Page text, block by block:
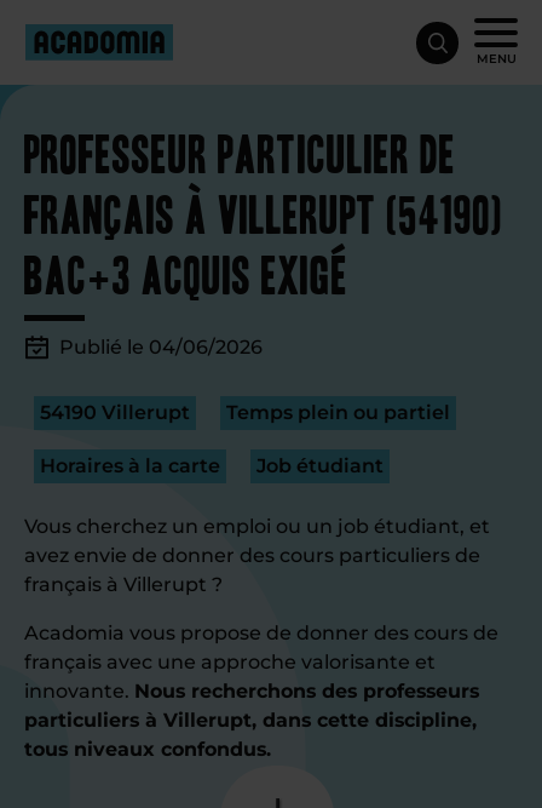
MENU
Professeur particulier de
français à Villerupt (54190)
bac+3 acquis exigé
Publié le 04/06/2026
54190 Villerupt Temps plein ou partiel
Horaires à la carte Job étudiant
Vous cherchez un emploi ou un job étudiant, et
avez envie de donner des cours particuliers de
français à Villerupt ?
Acadomia vous propose de donner des cours de
français avec une approche valorisante et
innovante. Nous recherchons des professeurs
particuliers à Villerupt, dans cette discipline,
tous niveaux confondus.